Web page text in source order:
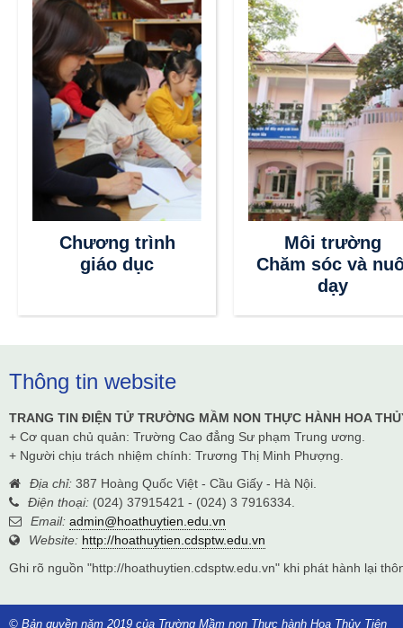
Chương trình
giáo dục
Môi trường
Chăm sóc và
dạy
Thông tin website
TRANG TIN ĐIỆN TỬ TRƯỜNG MẦM NON THỰC HÀNH HOA
+ Cơ quan chủ quản: Trường Cao đẳng Sư phạm Trung ương.
+ Người chịu trách nhiệm chính: Trương Thị Minh Phượng.
Địa chỉ: 387 Hoàng Quốc Việt - Cầu Giấy - Hà Nội.
Điện thoại: (024) 37915421 - (024) 3 7916334.
Email: admin@hoathuytien.edu.vn
Website: http://hoathuytien.cdsptw.edu.vn
Ghi rõ nguồn "http://hoathuytien.cdsptw.edu.vn" khi phát hành lại
© Bản quyền năm 2019 của Trường Mầm non Thực hành Hoa Thủy Tiên